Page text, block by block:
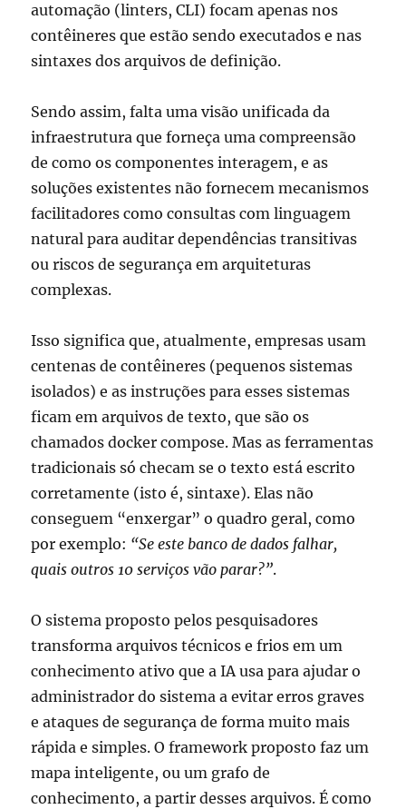
automação (linters, CLI) focam apenas nos
contêineres que estão sendo executados e nas
sintaxes dos arquivos de definição.
Sendo assim, falta uma visão unificada da
infraestrutura que forneça uma compreensão
de como os componentes interagem, e as
soluções existentes não fornecem mecanismos
facilitadores como consultas com linguagem
natural para auditar dependências transitivas
ou riscos de segurança em arquiteturas
complexas.
Isso significa que, atualmente, empresas usam
centenas de contêineres (pequenos sistemas
isolados) e as instruções para esses sistemas
ficam em arquivos de texto, que são os
chamados docker compose. Mas as ferramentas
tradicionais só checam se o texto está escrito
corretamente (isto é, sintaxe). Elas não
conseguem “enxergar” o quadro geral, como
por exemplo: “Se este banco de dados falhar,
quais outros 10 serviços vão parar?”.
O sistema proposto pelos pesquisadores
transforma arquivos técnicos e frios em um
conhecimento ativo que a IA usa para ajudar o
administrador do sistema a evitar erros graves
e ataques de segurança de forma muito mais
rápida e simples. O framework proposto faz um
mapa inteligente, ou um grafo de
conhecimento, a partir desses arquivos. É como